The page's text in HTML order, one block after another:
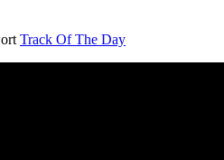
Track Of The Day